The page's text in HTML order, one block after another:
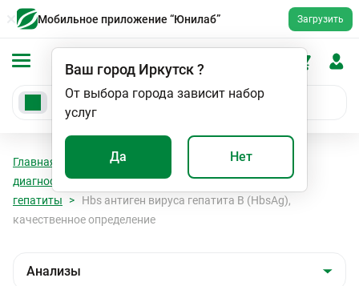
Мобильное приложение “Юнилаб” Загрузить
Ваш город Иркутск?
От выбора города зависит набор
услуг
Да Нет
Главная Анализы
Серологическая
диагностика инфекционных заболеваний
Вирусные
гепатиты
Hbs антиген вируса гепатита В (HbsAg),
качественное определение